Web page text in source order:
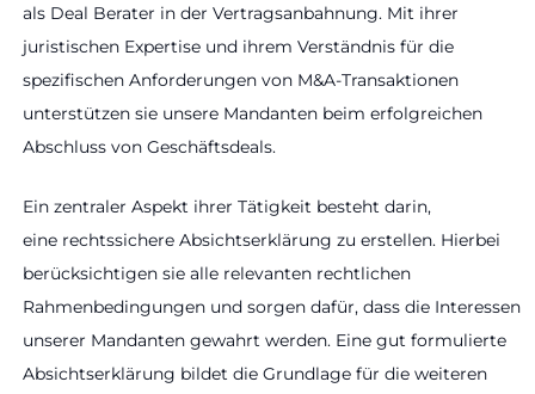
als Deal Berater in der Vertragsanbahnung. Mit ihrer
juristischen Expertise und ihrem Verständnis für die
spezifischen Anforderungen von M&A-Transaktionen
unterstützen sie unsere Mandanten beim erfolgreichen
Abschluss von Geschäftsdeals.
Ein zentraler Aspekt ihrer Tätigkeit besteht darin,
eine rechtssichere Absichtserklärung zu erstellen. Hierbei
berücksichtigen sie alle relevanten rechtlichen
Rahmenbedingungen und sorgen dafür, dass die Interessen
unserer Mandanten gewahrt werden. Eine gut formulierte
Absichtserklärung bildet die Grundlage für die weiteren